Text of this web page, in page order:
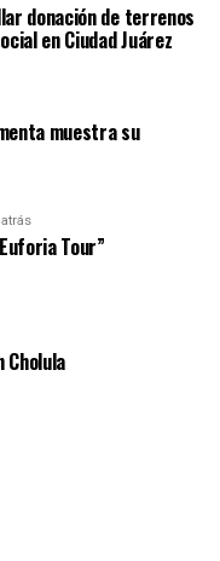
donación de terrenos
en Ciudad Juárez
muestra su
Tour”